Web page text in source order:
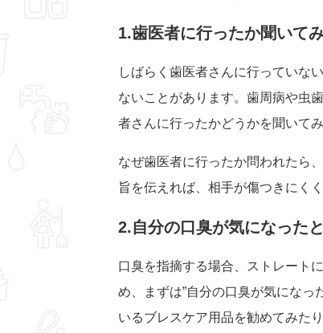
1.歯医者に行ったか聞いて
しばらく歯医者さんに行っていな
ないことがあります。歯周病や虫
者さんに行ったかどうかを聞いてみ
なぜ歯医者に行ったか問われたら
旨を伝えれば、相手が傷つきにく
2.自分の口臭が気になった
口臭を指摘する場合、ストレート
め、まずは”自分の口臭が気になっ
いるブレスケア用品を勧めてみた